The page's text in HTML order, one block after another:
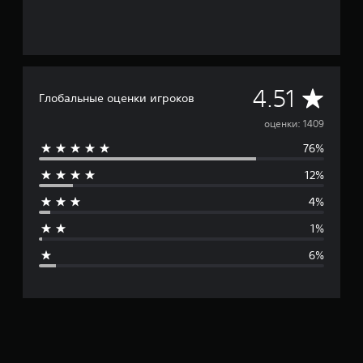
Глобальные оценки игроков 4.51 С
р
е
д
о
оценки: 1409
76%
12%
4%
1%
6%
.